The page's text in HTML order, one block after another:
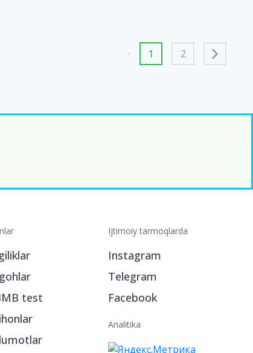
1 2
test
Ijtimoiy tarmoqlarda
Instagram
Telegram
Facebook
Analitika